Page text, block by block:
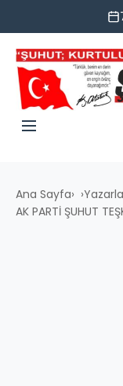
Ana Sayfa›
AK PARTİ ŞUHUT